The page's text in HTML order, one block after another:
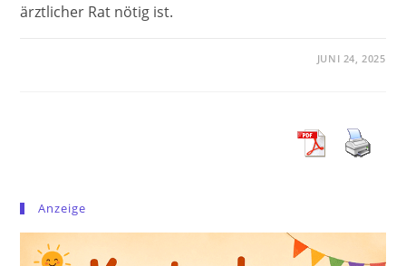
ärztlicher Rat nötig ist.
JUNI 24, 2025
Anzeige